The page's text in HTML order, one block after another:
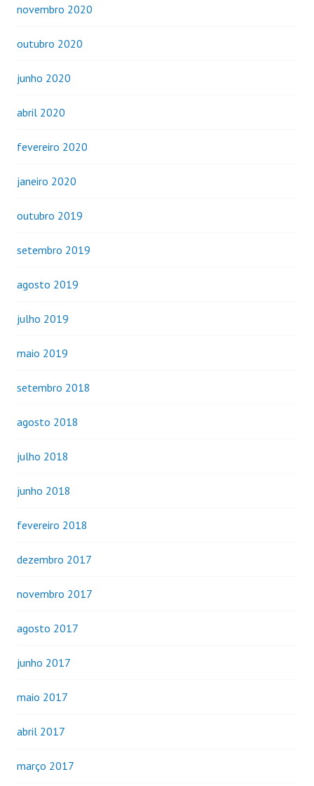
novembro 2020
outubro 2020
junho 2020
abril 2020
fevereiro 2020
janeiro 2020
outubro 2019
setembro 2019
agosto 2019
julho 2019
maio 2019
setembro 2018
agosto 2018
julho 2018
junho 2018
fevereiro 2018
dezembro 2017
novembro 2017
agosto 2017
junho 2017
maio 2017
abril 2017
março 2017